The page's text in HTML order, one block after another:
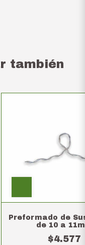
también
Preformado de
de 10 a
$4.577